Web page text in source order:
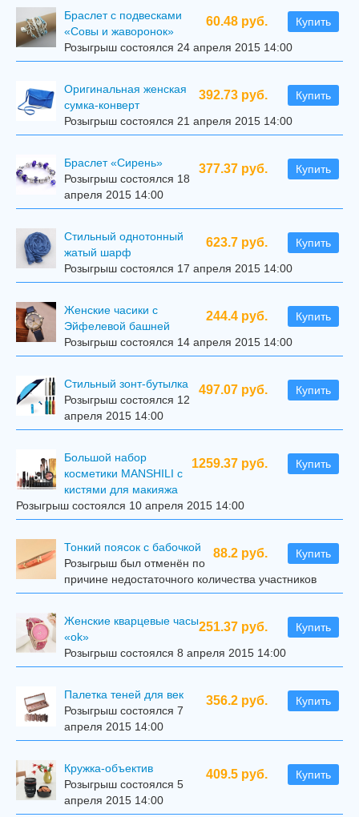
60.48 руб. Купить
Браслет с подвесками
«Совы и жаворонок»
Розыгрыш состоялся 24 апреля 2015 14:00
392.73 руб. Купить
Оригинальная женская
сумка-конверт
Розыгрыш состоялся 21 апреля 2015 14:00
377.37 руб. Купить
Браслет «Сирень»
Розыгрыш состоялся 18
апреля 2015 14:00
623.7 руб. Купить
Стильный однотонный
жатый шарф
Розыгрыш состоялся 17 апреля 2015 14:00
244.4 руб. Купить
Женские часики с
Эйфелевой башней
Розыгрыш состоялся 14 апреля 2015 14:00
497.07 руб. Купить
Стильный зонт-бутылка
Розыгрыш состоялся 12
апреля 2015 14:00
1259.37 руб. Купить
Большой набор
косметики MANSHILI с
кистями для макияжа
Розыгрыш состоялся 10 апреля 2015 14:00
88.2 руб. Купить
Тонкий поясок с бабочкой
Розыгрыш был отменён по
причине недостаточного количества участников
251.37 руб. Купить
Женские кварцевые часы
«ok»
Розыгрыш состоялся 8 апреля 2015 14:00
356.2 руб. Купить
Палетка теней для век
Розыгрыш состоялся 7
апреля 2015 14:00
409.5 руб. Купить
Кружка-объектив
Розыгрыш состоялся 5
апреля 2015 14:00